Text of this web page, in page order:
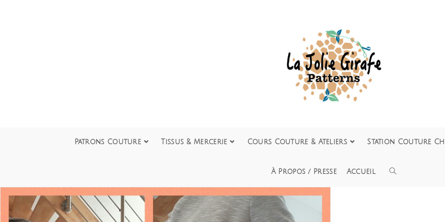
Patrons Couture Tissus & Mercerie Cours Couture & Ateliers Station Couture
À Propos / Presse Accueil